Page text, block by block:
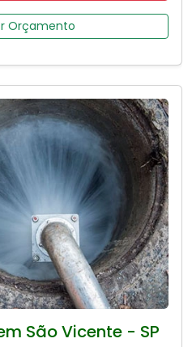
Orçamento
São Vicente - SP